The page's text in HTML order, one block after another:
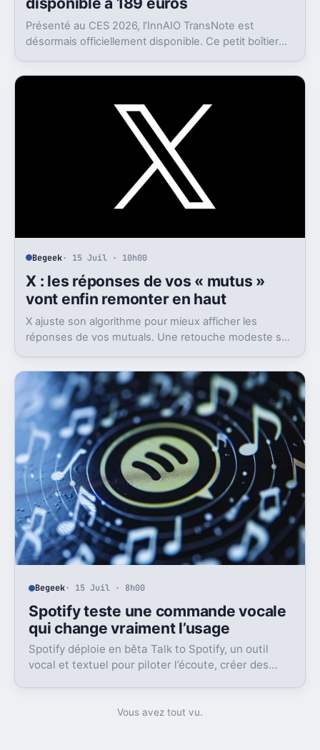
Présenté au CES 2026, l’InnAIO TransNote est
désormais officiellement disponible. Ce petit boîtier
enregistrement autonome, transcription et génération
Begeek· 15 Juil · 10h00
X : les réponses de vos « mutus »
vont enfin remonter en haut
X ajuste son algorithme pour mieux afficher les
réponses de vos mutuals. Une retouche modeste sur
Begeek· 15 Juil · 8h00
Spotify teste une commande vocale
qui change vraiment l’usage
Spotify déploie en bêta Talk to Spotify, un outil
vocal et textuel pour piloter l’écoute, créer des